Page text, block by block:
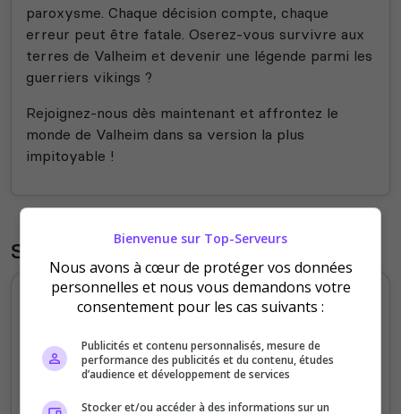
paroxysme. Chaque décision compte, chaque
erreur peut être fatale. Oserez-vous survivre aux
terres de Valheim et devenir une légende parmi les
guerriers vikings ?
Rejoignez-nous dès maintenant et affrontez le
monde de Valheim dans sa version la plus
impitoyable !
Statistiques
Votes et clics journaliers
Bienvenue sur Top-Serveurs
Nous avons à cœur de protéger vos données
personnelles et nous vous demandons votre
consentement pour les cas suivants :
Publicités et contenu personnalisés, mesure de
performance des publicités et du contenu, études
d’audience et développement de services
Stocker et/ou accéder à des informations sur un